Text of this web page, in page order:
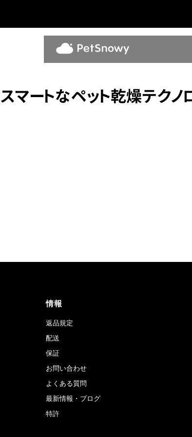
スマートなペット乾燥テク
情報
返品規定
配送
保証
お問い合わせ
よくある質問
最新情報・ブログ
特許